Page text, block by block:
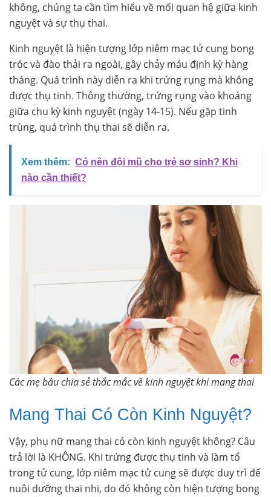
không, chúng ta cần tìm hiểu về mối quan hệ giữa kinh
nguyệt và sự thụ thai.
Kinh nguyệt là hiện tượng lớp niêm mạc tử cung bong
tróc và đào thải ra ngoài, gây chảy máu định kỳ hàng
tháng. Quá trình này diễn ra khi trứng rụng mà không
được thụ tinh. Thông thường, trứng rụng vào khoảng
giữa chu kỳ kinh nguyệt (ngày 14-15). Nếu gặp tinh
trùng, quá trình thụ thai sẽ diễn ra.
Xem thêm: Có nên đội mũ cho trẻ sơ sinh? Khi
nào cần thiết?
Các mẹ bầu chia sẻ thắc mắc về kinh nguyệt khi mang thai
Mang Thai Có Còn Kinh Nguyệt?
Vậy, phụ nữ mang thai có còn kinh nguyệt không? Câu
trả lời là KHÔNG. Khi trứng được thụ tinh và làm tổ
trong tử cung, lớp niêm mạc tử cung sẽ được duy trì để
nuôi dưỡng thai nhi, do đó không còn hiện tượng bong